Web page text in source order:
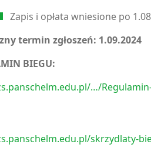
Zapis i opłata wniesione po
termin zgłoszeń: 1.09.2024
BIEGU:
…/
skrzydlaty-